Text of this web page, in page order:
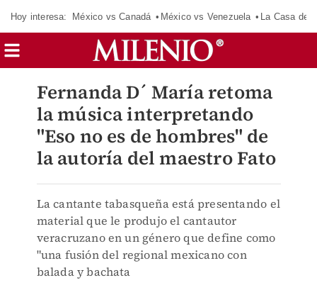
Hoy interesa: México vs Canadá México vs Venezuela La Casa de
Fernanda D´ María retoma
la música interpretando
"Eso no es de hombres" de
la autoría del maestro Fato
La cantante tabasqueña está presentando el
material que le produjo el cantautor
veracruzano en un género que define como
"una fusión del regional mexicano con
balada y bachata